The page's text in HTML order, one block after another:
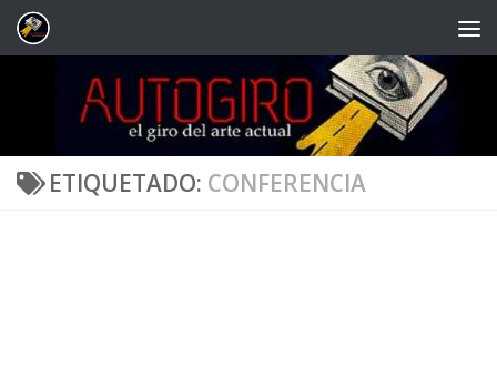
Saltar al contenido
ETIQUETADO: CONFERENCIA